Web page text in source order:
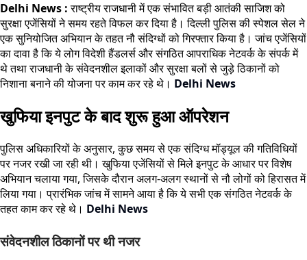
Delhi News :राष्ट्रीय राजधानी में एक संभावित बड़ी आतंकी साजिश को
सुरक्षा एजेंसियों ने समय रहते विफल कर दिया है। दिल्ली पुलिस की स्पेशल सेल ने
एक सुनियोजित अभियान के तहत नौ संदिग्धों को गिरफ्तार किया है। जांच एजेंसियों
का दावा है कि ये लोग विदेशी हैंडलर्स और संगठित आपराधिक नेटवर्क के संपर्क में
थे तथा राजधानी के संवेदनशील इलाकों और सुरक्षा बलों से जुड़े ठिकानों को
निशाना बनाने की योजना पर काम कर रहे थे। Delhi News
खुफिया इनपुट के बाद शुरू हुआ ऑपरेशन
पुलिस अधिकारियों के अनुसार, कुछ समय से एक संदिग्ध मॉड्यूल की गतिविधियों
पर नजर रखी जा रही थी। खुफिया एजेंसियों से मिले इनपुट के आधार पर विशेष
अभियान चलाया गया, जिसके दौरान अलग-अलग स्थानों से नौ लोगों को हिरासत में
लिया गया। प्रारंभिक जांच में सामने आया है कि ये सभी एक संगठित नेटवर्क के
तहत काम कर रहे थे। Delhi News
संवेदनशील ठिकानों पर थी नजर